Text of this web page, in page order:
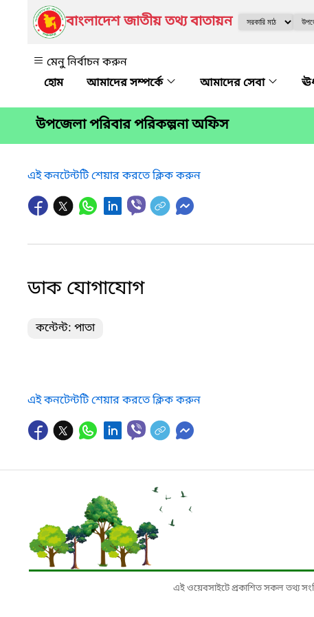
বাংলাদেশ জাতীয় তথ্য বাতায়ন
মেনু নির্বাচন করুন
আমাদের সম্পর্কে
আমাদের সেবা
উপজেলা পরিবার পরিকল্পনা অফিস
এই কনটেন্টটি শেয়ার করতে ক্লিক করুন
ডাক যোগাযোগ
কন্টেন্ট: পাতা
এই কনটেন্টটি শেয়ার করতে ক্লিক করুন
এই ওয়েবসাইটে প্রকাশিত সকল তথ্য